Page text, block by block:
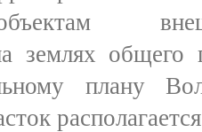
землях общего
плану